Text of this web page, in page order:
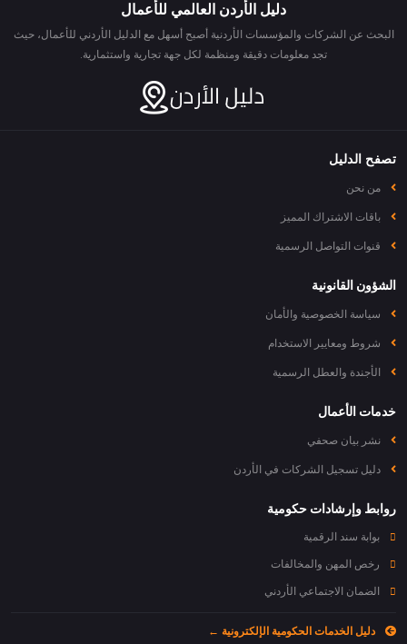
دليل الأردن العالمي للأعمال
البحث عن الشركات والمؤسسات الأردنية أصبح أسهل مع الدليل الأردني للأعمال، حيث
تجد معلومات دقيقة ومنظمة لكل جهة تجارية واستثمارية.
تصفح الدليل
من نحن
باقات الاشتراك المميز
قنوات التواصل الرسمية
الشؤون القانونية
سياسة الخصوصية والأمان
شروط ومعايير الاستخدام
الأجندة والعطل الرسمية
خدمات الأعمال
نشر بيان صحفي
دليل تسجيل الشركات في الأردن
روابط وإرشادات حكومية
بوابة سند الرقمية
رخص المهن والمخالفات
الضمان الاجتماعي الأردني
دليل الخدمات الحكومية الإلكترونية ←